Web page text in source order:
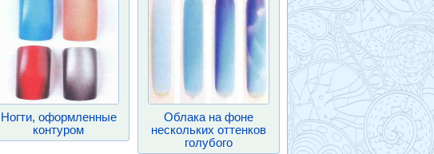
Ногти, оформленные
контуром
Облака на фоне
нескольких оттенков
голубого